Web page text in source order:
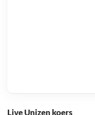
Live Unizen koers